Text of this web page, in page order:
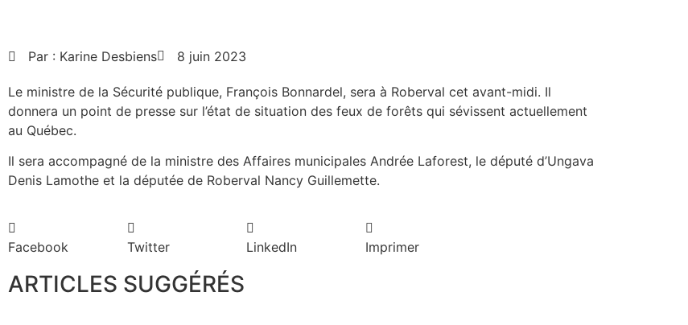
Par : Karine Desbiens 8 juin 2023
Le ministre de la Sécurité publique, François Bonnardel, sera à Roberval cet avant-midi. Il
donnera un point de presse sur l’état de situation des feux de forêts qui sévissent actuellement
au Québec.
Il sera accompagné de la ministre des Affaires municipales Andrée Laforest, le député d’Ungava
Denis Lamothe et la députée de Roberval Nancy Guillemette.
Facebook Twitter LinkedIn Imprimer
ARTICLES SUGGÉRÉS